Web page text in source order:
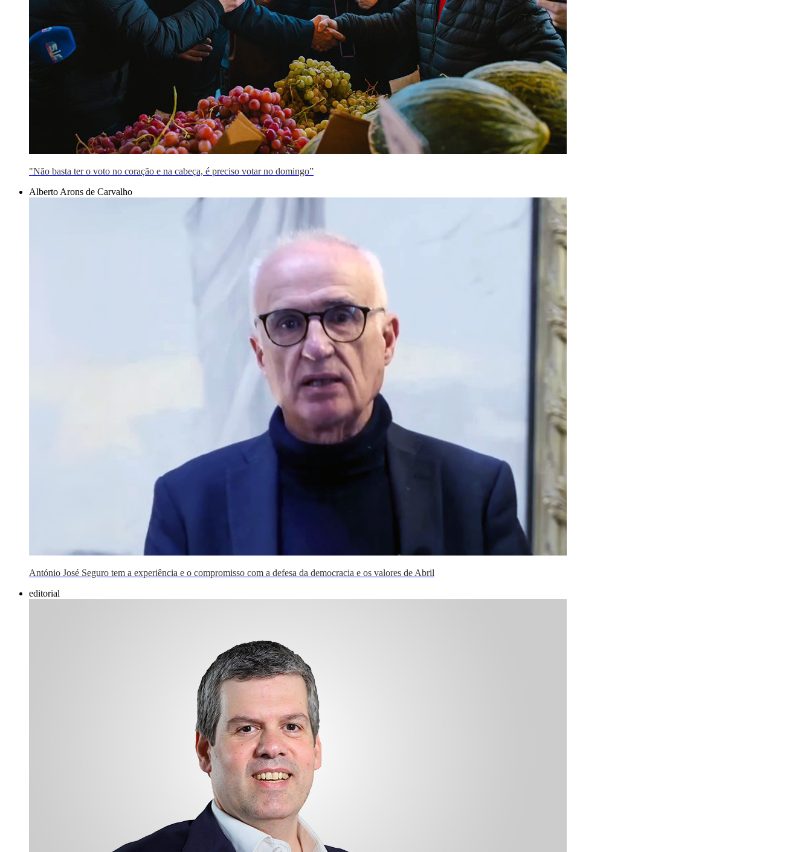
"Não basta ter o voto no coração e na cabeça, é preciso votar no domingo”
Alberto Arons de Carvalho
António José Seguro tem a experiência e o compromisso com a defesa da democracia e os valores de Abril
editorial